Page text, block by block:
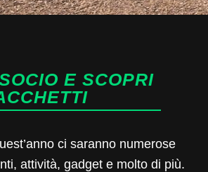
E SCOPRI
ci saranno numerose
attività, gadget e molto di più.